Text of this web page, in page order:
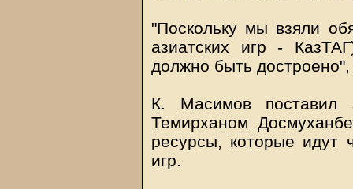
"Поскольку мы взяли
азиатских игр -
должно быть достроено",
К. Масимов поставил
Темирханом
ресурсы, которые идут
игр.